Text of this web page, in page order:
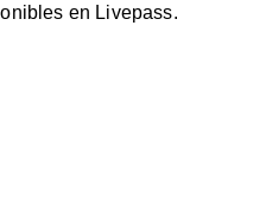
en Livepass.